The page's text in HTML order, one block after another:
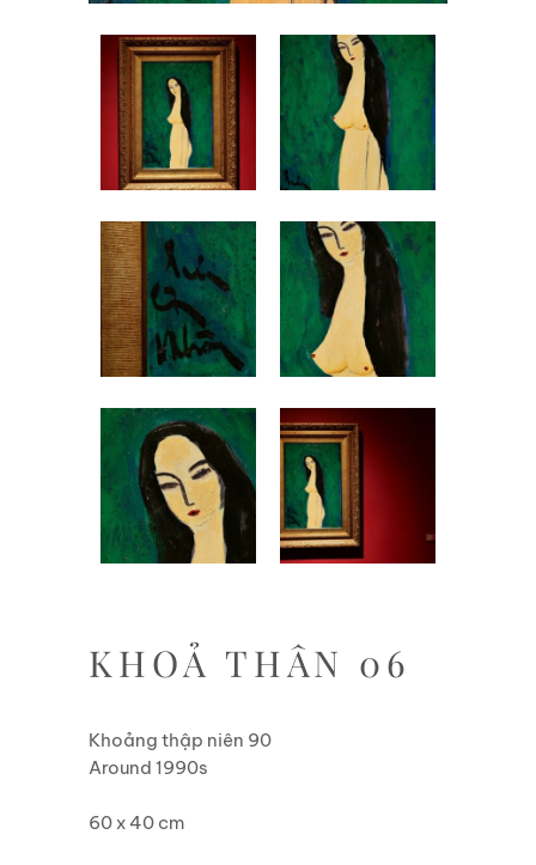
KHOẢ THÂN 06
Khoảng thập niên 90
Around 1990s
60 x 40 cm